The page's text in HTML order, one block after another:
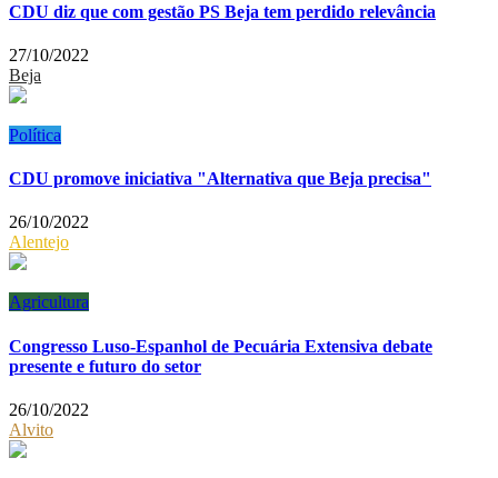
CDU diz que com gestão PS Beja tem perdido relevância
27/10/2022
Beja
Política
CDU promove iniciativa "Alternativa que Beja precisa"
26/10/2022
Alentejo
Agricultura
Congresso Luso-Espanhol de Pecuária Extensiva debate
presente e futuro do setor
26/10/2022
Alvito